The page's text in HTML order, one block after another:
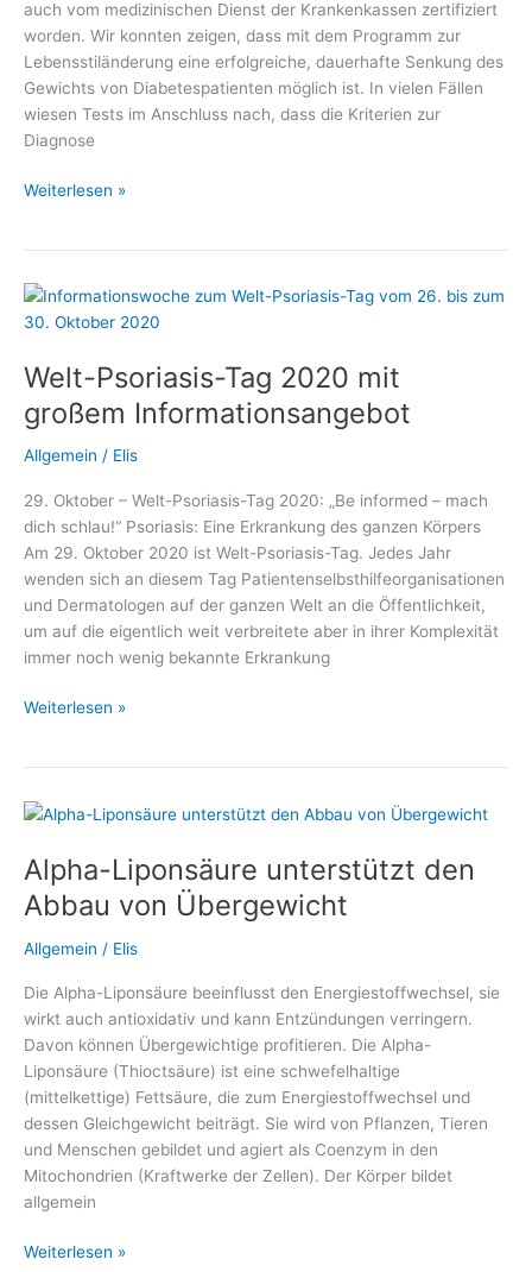
auch vom medizinischen Dienst der Krankenkassen zertifiziert
worden. Wir konnten zeigen, dass mit dem Programm zur
Lebensstiländerung eine erfolgreiche, dauerhafte Senkung des
Gewichts von Diabetespatienten möglich ist. In vielen Fällen
wiesen Tests im Anschluss nach, dass die Kriterien zur
Diagnose
Diabetes
Weiterlesen »
Welt-Psoriasis-Tag 2020 mit
großem Informationsangebot
Allgemein / Elis
29. Oktober – Welt-Psoriasis-Tag 2020: „Be informed – mach
dich schlau!“ Psoriasis: Eine Erkrankung des ganzen Körpers
Am 29. Oktober 2020 ist Welt-Psoriasis-Tag. Jedes Jahr
wenden sich an diesem Tag Patientenselbsthilfeorganisationen
und Dermatologen auf der ganzen Welt an die Öffentlichkeit,
um auf die eigentlich weit verbreitete aber in ihrer Komplexität
immer noch wenig bekannte Erkrankung
Welt-
mit
Informationsangebot
Weiterlesen »
Alpha-Liponsäure unterstützt den
Abbau von Übergewicht
Allgemein / Elis
Die Alpha-Liponsäure beeinflusst den Energiestoffwechsel, sie
wirkt auch antioxidativ und kann Entzündungen verringern.
Davon können Übergewichtige profitieren. Die Alpha-
Liponsäure (Thioctsäure) ist eine schwefelhaltige
(mittelkettige) Fettsäure, die zum Energiestoffwechsel und
dessen Gleichgewicht beiträgt. Sie wird von Pflanzen, Tieren
und Menschen gebildet und agiert als Coenzym in den
Mitochondrien (Kraftwerke der Zellen). Der Körper bildet
allgemein
Alpha-
Weiterlesen »